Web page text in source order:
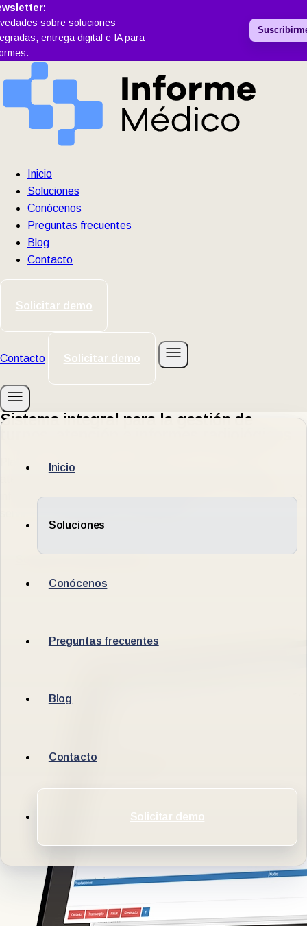
sobre soluciones
entrega digital e IA para
Inicio
Soluciones
Conócenos
Preguntas frecuentes
Blog
Contacto
Solicitar demo
Contacto Solicitar demo
Inicio
Soluciones
Conócenos
Preguntas frecuentes
Blog
Contacto
Solicitar demo
Sistema integral para la gestión de
Plataforma diseñada para administrar todo el circuito de
informe final, optimizando los procesos clínicos y operativos de